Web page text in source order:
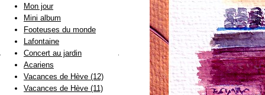
Mon jour
Mini album
Footeuses du monde
Lafontaine
Concert au jardin
Acariens
Vacances de Hève (12)
Vacances de Hève (11)